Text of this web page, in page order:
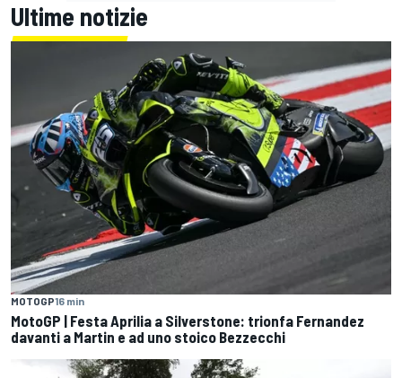
Ultime notizie
MOTOGP16 min
MotoGP | Festa Aprilia a Silverstone: trionfa Fernandez
davanti a Martin e ad uno stoico Bezzecchi